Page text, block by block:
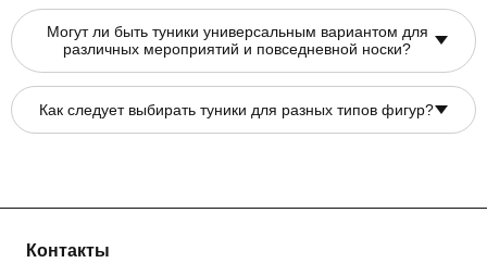
Могут ли быть туники универсальным вариантом для
различных мероприятий и повседневной носки?
Как следует выбирать туники для разных типов фигур?
Контакты